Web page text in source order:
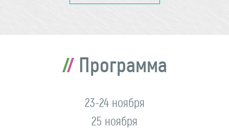
Программа
23-24 ноября
25 ноября